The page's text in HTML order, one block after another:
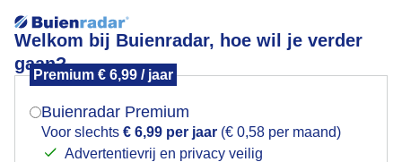
Welkom bij Buienradar, hoe wil je verder
gaan?
Premium € 6,99 / jaar
Buienradar Premium
Voor slechts € 6,99 per jaar (€ 0,58 per maand)
Advertentievrij en privacy veilig
Mist zonsopkomat
Mogen we je locatie gebruiken voor het